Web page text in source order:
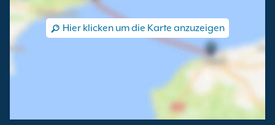
Hier klicken um die Karte anzuzeigen